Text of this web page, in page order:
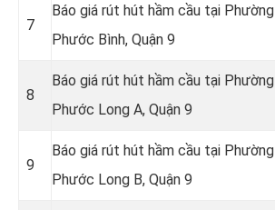
7
Báo giá rút hút hầm cầu tại Phường
Phước Bình, Quận 9
8
Báo giá rút hút hầm cầu tại Phường
Phước Long A, Quận 9
9
Báo giá rút hút hầm cầu tại Phường
Phước Long B, Quận 9